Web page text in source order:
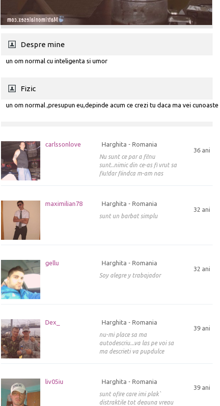
Despre mine
un om normal cu inteligenta si umor
Fizic
un om normal ,presupun eu,depinde acum ce crezi tu daca ma vei cunoaste
carlssonlove
36 ani
Harghita - Romania
Nu sunt ce par a fi!nu
sunt..nimic din ce-as fi vrut sa
fiu!dar fiindca m-am nas
maximilian78
32 ani
Harghita - Romania
sunt un barbat simplu
gellu
32 ani
Harghita - Romania
Soy alegre y trabajador
Dex_
39 ani
Harghita - Romania
nu-mi place sa ma
autodescriu...va las pe voi sa
ma descrieti va pupdulce
liv05iu
39 ani
Harghita - Romania
sunt ofire care imi plak`
distraktile tot deauna vreau